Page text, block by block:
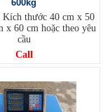
600kg
thước 40 cm x 50
x 60 cm hoặc theo yêu
cầu
Call